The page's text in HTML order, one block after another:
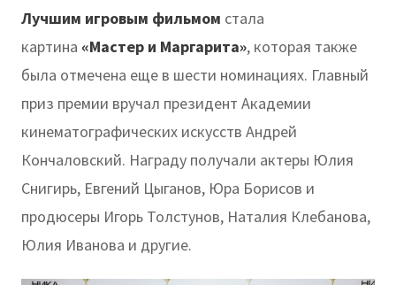
Лучшим игровым фильмом стала
картина «Мастер и Маргарита», которая также
была отмечена еще в шести номинациях. Главный
приз премии вручал президент Академии
кинематографических искусств Андрей
Кончаловский. Награду получали актеры Юлия
Снигирь, Евгений Цыганов, Юра Борисов и
продюсеры Игорь Толстунов, Наталия Клебанова,
Юлия Иванова и другие.